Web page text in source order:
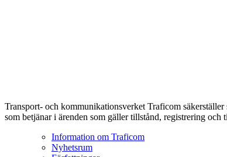
Transport- och kommunikationsverket Traficom
som betjänar i ärenden som gäller tillstånd, registrering och
Information om Traficom
Nyhetsrum